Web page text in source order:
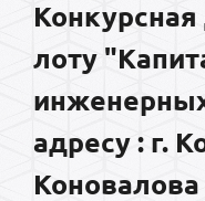
лоту
адресу : г.